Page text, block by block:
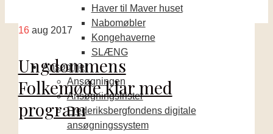
Haver til Maver huset
Nabomøbler
Kongehaverne
SLÆNG
Ansøg her
Ansøgningen
Ansøgningsfrister
Frederiksbergfondens digitale
ansøgningssystem
16 aug 2017
Ungdommens
Folkemøde klar med
program